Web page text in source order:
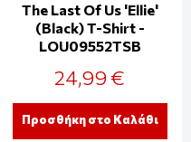
The Last Of Us 'Ellie'
(Black) T-Shirt -
LOU09552TSB
24,99 €
Προσθήκη στο Καλάθι